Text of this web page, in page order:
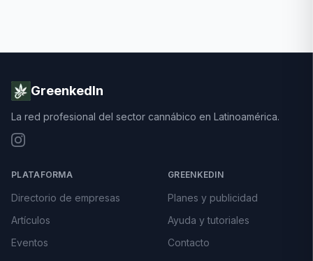
GreenkedIn
La red profesional del sector cannábico en Latinoamérica.
PLATAFORMA
Directorio de empresas
Artículos
Eventos
GREENKEDIN
Planes y publicidad
Ayuda y tutoriales
Contacto